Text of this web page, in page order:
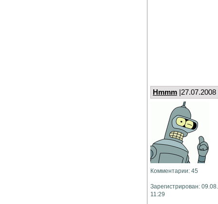
Hmmm
Комментарии: 45
Зарегистрирован:
11:29